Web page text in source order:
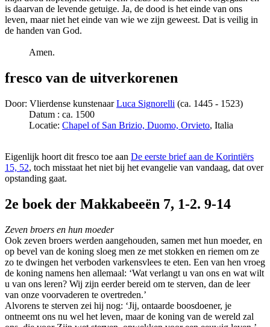
is daarvan de levende getuige. Ja, de dood is het einde van ons
leven, maar niet het einde van wie we zijn geweest. Dat is veilig in
de handen van God.
Amen.
fresco van de uitverkorenen
Door: Vlierdense kunstenaarLuca Signorelli (ca. 1445 - 1523)
Datum : ca. 1500
Locatie: Chapel of San Brizio, Duomo, Orvieto, Italia
Eigenlijk hoort dit fresco toe aan De eerste brief aan de Korintiërs
15, 52, toch misstaat het niet bij het evangelie van vandaag, dat over
opstanding gaat.
2e boek der Makkabeeën 7, 1-2. 9-14
Zeven broers en hun moeder
Ook zeven broers werden aangehouden, samen met hun moeder, en
op bevel van de koning sloeg men ze met stokken en riemen om ze
zo te dwingen het verboden varkensvlees te eten. Een van hen vroeg
de koning namens hen allemaal: ‘Wat verlangt u van ons en wat wilt
u van ons leren? Wij zijn eerder bereid om te sterven, dan de leer
van onze voorvaderen te overtreden.’
Alvorens te sterven zei hij nog: ‘Jij, ontaarde boosdoener, je
ontneemt ons nu wel het leven, maar de koning van de wereld zal